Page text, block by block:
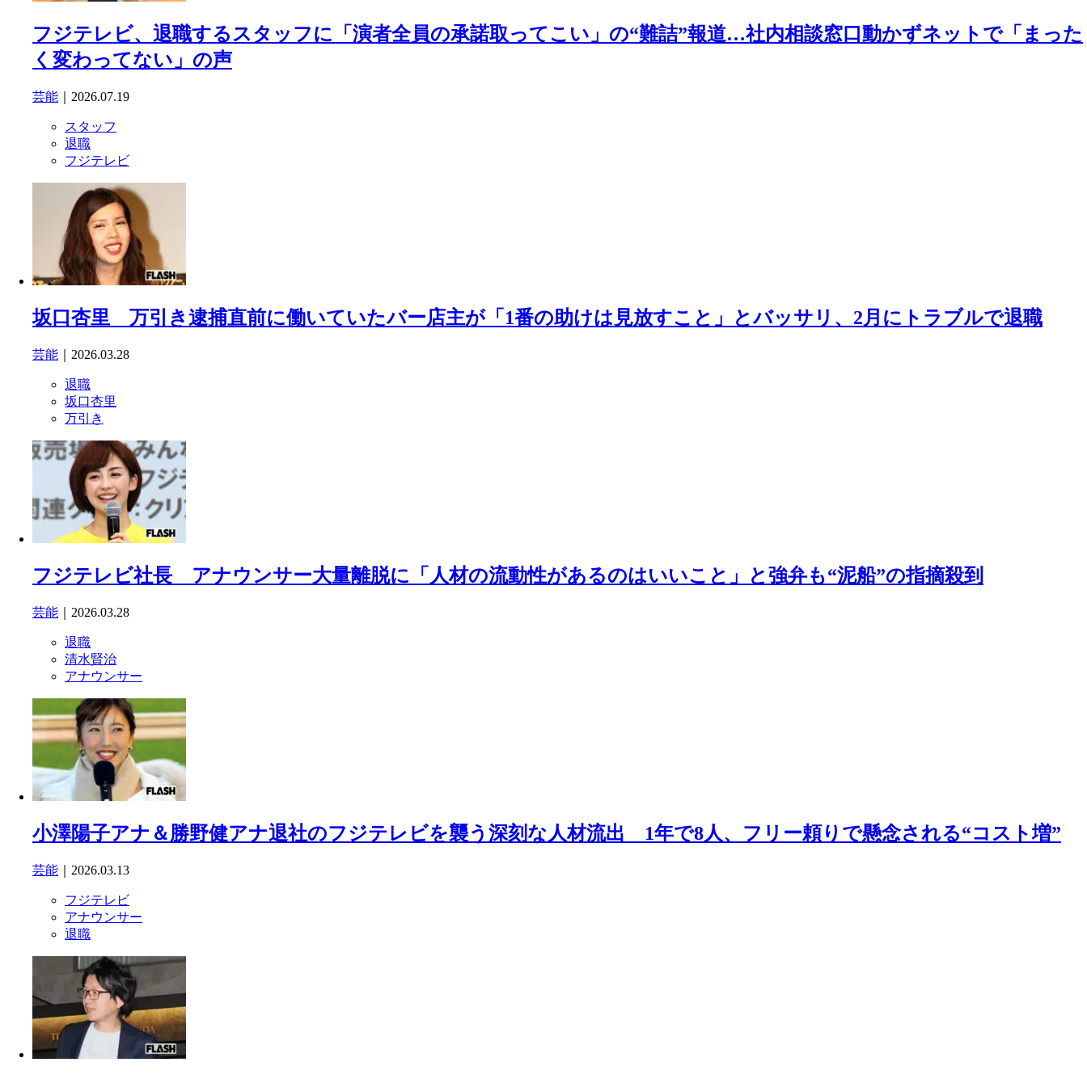
フジテレビ、退職するスタッフに「演者全員の承諾取ってこい」の“難詰”報道…社内相談窓口動かずネットで「まった
く変わってない」の声
芸能 ｜2026.07.19
スタッフ
退職
フジテレビ
坂口杏里 万引き逮捕直前に働いていたバー店主が「1番の助けは見放すこと」とバッサリ、2月にトラブルで退職
芸能 ｜2026.03.28
退職
坂口杏里
万引き
フジテレビ社長 アナウンサー大量離脱に「人材の流動性があるのはいいこと」と強弁も“泥船”の指摘殺到
芸能 ｜2026.03.28
退職
清水賢治
アナウンサー
小澤陽子アナ＆勝野健アナ退社のフジテレビを襲う深刻な人材流出 1年で8人、フリー頼りで懸念される“コスト増”
芸能 ｜2026.03.13
フジテレビ
アナウンサー
退職